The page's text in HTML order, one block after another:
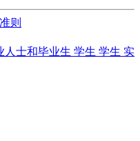
则
人士和毕业生 学生 学生 实